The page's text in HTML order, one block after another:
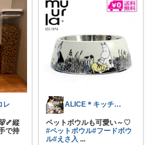
レ
縦
で持
ALICE＊キッチンマニア
ペットボウルも可愛い～♡
#ペットボウル#フードボウ
ル#えさ入 ...